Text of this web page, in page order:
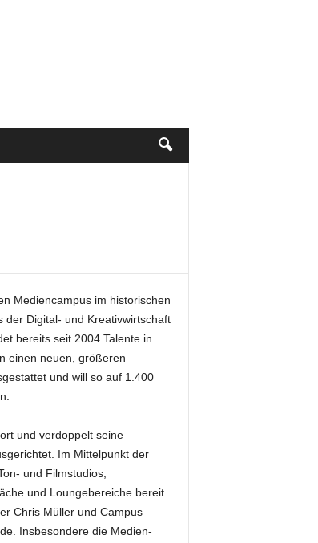
Mediencampus im historischen
der Digital- und Kreativwirtschaft
bereits seit 2004 Talente in
einen neuen, größeren
und will so auf 1.400
und verdoppelt seine
Im Mittelpunkt der
und Filmstudios,
und Loungebereiche bereit.
Chris Müller und Campus
Insbesondere die Medien-